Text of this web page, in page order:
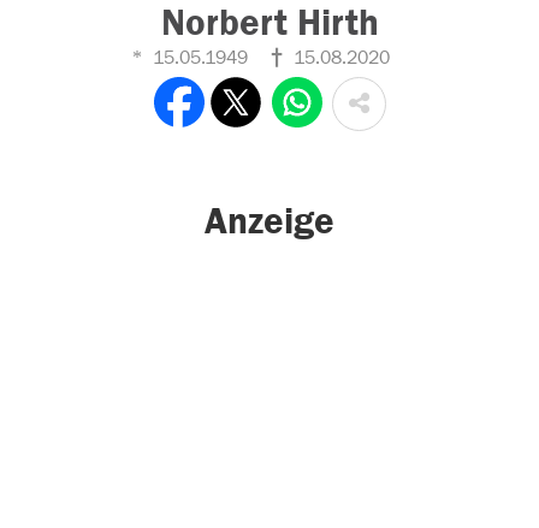
Norbert Hirth
15.05.1949 15.08.2020
Anzeige